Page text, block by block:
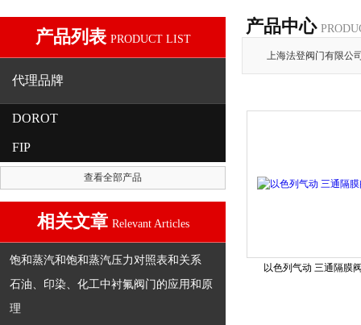
产品列表 PRODUCT LIST
代理品牌
DOROT
FIP
查看全部产品
相关文章 Relevant Articles
饱和蒸汽和饱和蒸汽压力对照表和关系
石油、印染、化工中衬氟阀门的应用和原
理
产品中心
上海法登阀门有限公
以色列气动 三通隔膜